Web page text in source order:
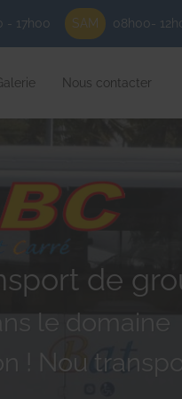
- 17h00 SAM 08h00-
de
le domaine
! Nou
Nous contacter